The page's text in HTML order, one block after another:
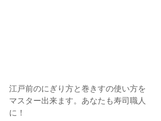
江戸前のにぎり方と巻きすの使い方を
マスター出来ます。あなたも寿司職人
に！